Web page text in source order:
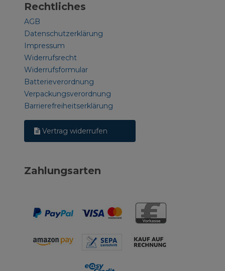
Rechtliches
AGB
Datenschutzerklärung
Impressum
Widerrufsrecht
Widerrufsformular
Batterieverordnung
Verpackungsverordnung
Barrierefreiheitserklärung
Vertrag widerrufen
Zahlungsarten